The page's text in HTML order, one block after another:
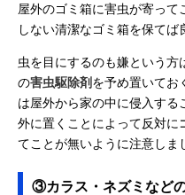
屋外のゴミ箱に害虫が寄っ
しない清潔なゴミ箱を保てば
虫を目にするのも嫌という方
の害虫駆除剤を予め置いてお
は屋外から家の中に侵入する
外に置くことによって反対に
てことが無いように注意しま
③カラス・ネズミなど